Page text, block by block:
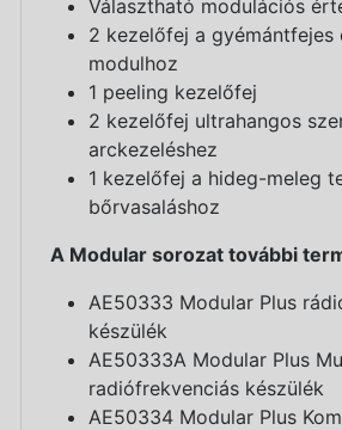
Választható modulációs
2 kezelőfej a gyémántfejes
modulhoz
1 peeling kezelőfej
2 kezelőfej ultrahangos
arckezeléshez
1 kezelőfej a hideg-meleg
bőrvasaláshoz
A Modular sorozat további
AE50333 Modular Plus
készülék
AE50333A Modular Plus
radiófrekvenciás készülék
AE50334 Modular Plus